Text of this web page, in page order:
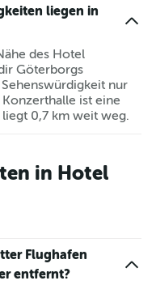
liegen in
des Hotel
Göterborgs
nur
ist eine
0,7 km weit weg.
in Hotel
Flughafen
entfernt?